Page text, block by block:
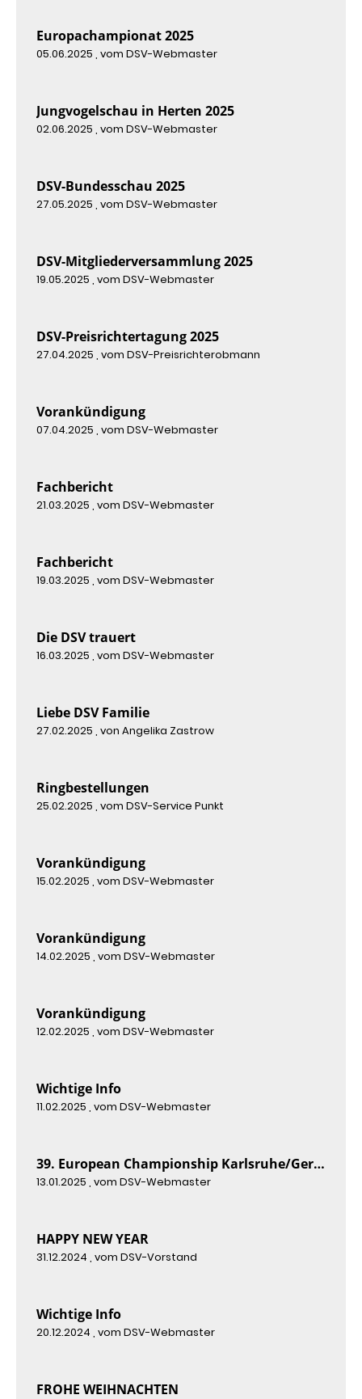
Europachampionat 2025
05.06.2025 , vom DSV-Webmaster
Jungvogelschau in Herten 2025
02.06.2025 , vom DSV-Webmaster
DSV-Bundesschau 2025
27.05.2025 , vom DSV-Webmaster
DSV-Mitgliederversammlung 2025
19.05.2025 , vom DSV-Webmaster
DSV-Preisrichtertagung 2025
27.04.2025 , vom DSV-Preisrichterobmann
Vorankündigung
07.04.2025 , vom DSV-Webmaster
Fachbericht
21.03.2025 , vom DSV-Webmaster
Fachbericht
19.03.2025 , vom DSV-Webmaster
Die DSV trauert
16.03.2025 , vom DSV-Webmaster
Liebe DSV Familie
27.02.2025 , von Angelika Zastrow
Ringbestellungen
25.02.2025 , vom DSV-Service Punkt
Vorankündigung
15.02.2025 , vom DSV-Webmaster
Vorankündigung
14.02.2025 , vom DSV-Webmaster
Vorankündigung
12.02.2025 , vom DSV-Webmaster
Wichtige Info
11.02.2025 , vom DSV-Webmaster
39. European Championship Karlsruhe/Germany
13.01.2025 , vom DSV-Webmaster
HAPPY NEW YEAR
31.12.2024 , vom DSV-Vorstand
Wichtige Info
20.12.2024 , vom DSV-Webmaster
FROHE WEIHNACHTEN